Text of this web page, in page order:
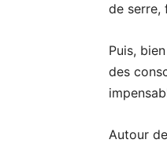
de serre,
Puis,
des
Autour